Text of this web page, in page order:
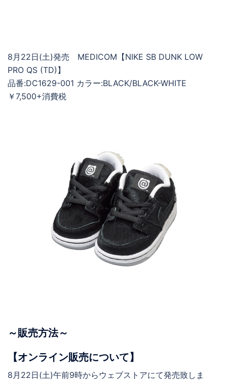
8月22日(土)発売 MEDICOM【NIKE SB DUNK LOW
PRO QS (TD)】
品番:DC1629-001 カラー:BLACK/BLACK-WHITE
￥7,500+消費税
～販売方法～
【オンライン販売について】
8月22日(土)午前9時からウェブストアにて発売致しま